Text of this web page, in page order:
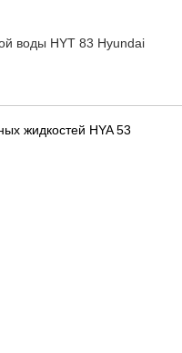
воды HYT 83 Hyundai